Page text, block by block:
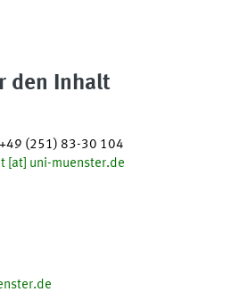
den Inhalt
+49 (251) 83-30 104
[at] uni-muenster.de